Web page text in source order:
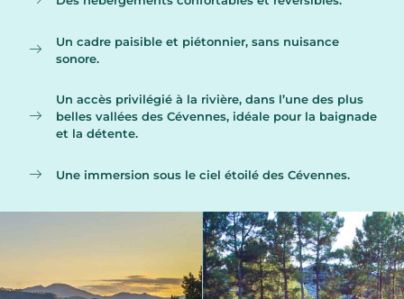
Un cadre paisible et piétonnier, sans nuisance
sonore.
Un accès privilégié à la rivière, dans l’une des plus
belles vallées des Cévennes, idéale pour la baignade
et la détente.
Une immersion sous le ciel étoilé des Cévennes.